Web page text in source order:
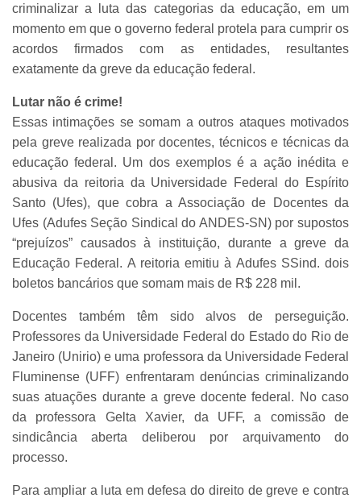
criminalizar a luta das categorias da educação, em um
momento em que o governo federal protela para cumprir os
acordos firmados com as entidades, resultantes
exatamente da greve da educação federal.
Lutar não é crime!
Essas intimações se somam a outros ataques motivados
pela greve realizada por docentes, técnicos e técnicas da
educação federal. Um dos exemplos é a ação inédita e
abusiva da reitoria da Universidade Federal do Espírito
Santo (Ufes), que cobra a Associação de Docentes da
Ufes (Adufes Seção Sindical do ANDES-SN) por supostos
“prejuízos” causados à instituição, durante a greve da
Educação Federal. A reitoria emitiu à Adufes SSind. dois
boletos bancários que somam mais de R$ 228 mil.
Docentes também têm sido alvos de perseguição.
Professores da Universidade Federal do Estado do Rio de
Janeiro (Unirio) e uma professora da Universidade Federal
Fluminense (UFF) enfrentaram denúncias criminalizando
suas atuações durante a greve docente federal. No caso
da professora Gelta Xavier, da UFF, a comissão de
sindicância aberta deliberou por arquivamento do
processo.
Para ampliar a luta em defesa do direito de greve e contra